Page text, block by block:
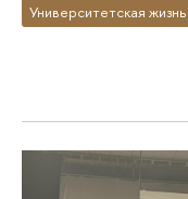
Университетская жизнь